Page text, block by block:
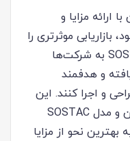
ارائه مزایا و
موثرتری را
انجام می‌دهند و مدل بازاریابی SOSTAC به شرکت‌ها
و هدفمند
و اجرا کنند. این
هماهنگی میان باشگاه‌های مشتریان و مدل SOSTAC
نحو از مزایا